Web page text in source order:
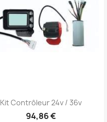
Aperçu rapide
Kit Contrôleur 24v / 36v
94,86 €